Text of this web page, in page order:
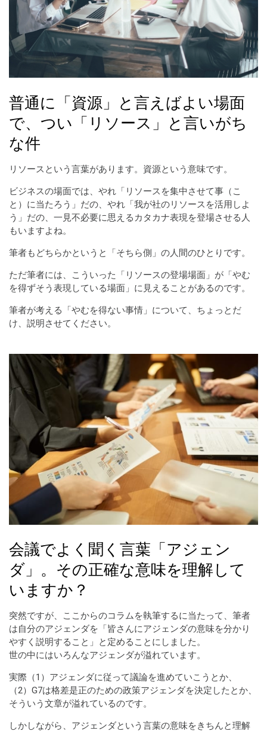
普通に「資源」と言えばよい場面
で、つい「リソース」と言いがち
な件
リソースという言葉があります。資源という意味です。
ビジネスの場面では、やれ「リソースを集中させて事（こ
と）に当たろう」だの、やれ「我が社のリソースを活用しよ
う」だの、一見不必要に思えるカタカナ表現を登場させる人
もいますよね。
筆者もどちらかというと「そちら側」の人間のひとりです。
ただ筆者には、こういった「リソースの登場場面」が「やむ
を得ずそう表現している場面」に見えることがあるのです。
筆者が考える「やむを得ない事情」について、ちょっとだ
け、説明させてください。
会議でよく聞く言葉「アジェン
ダ」。その正確な意味を理解して
いますか？
突然ですが、ここからのコラムを執筆するに当たって、筆者
は自分のアジェンダを「皆さんにアジェンダの意味を分かり
やすく説明すること」と定めることにしました。
世の中にはいろんなアジェンダが溢れています。
実際（1）アジェンダに従って議論を進めていこうとか、
（2）G7は格差是正のための政策アジェンダを決定したとか、
そういう文章が溢れているのです。
しかしながら、アジェンダという言葉の意味をきちんと理解